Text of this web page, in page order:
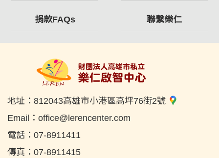
捐款FAQs 聯繫樂仁
地址： 812043高雄市小港區高坪76街2號
Email： office@lerencenter.com
電話： 07-8911411
傳真： 07-8911415